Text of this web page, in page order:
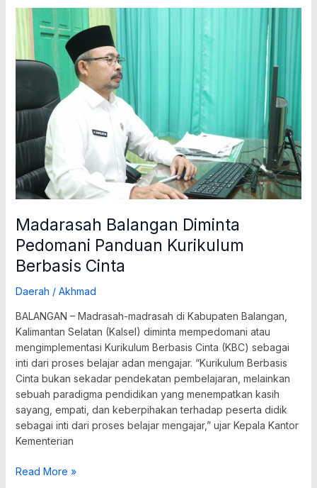
Madarasah Balangan Diminta
Pedomani Panduan Kurikulum
Berbasis Cinta
Daerah / Akhmad
BALANGAN – Madrasah-madrasah di Kabupaten Balangan,
Kalimantan Selatan (Kalsel) diminta mempedomani atau
mengimplementasi Kurikulum Berbasis Cinta (KBC) sebagai
inti dari proses belajar adan mengajar. “Kurikulum Berbasis
Cinta bukan sekadar pendekatan pembelajaran, melainkan
sebuah paradigma pendidikan yang menempatkan kasih
sayang, empati, dan keberpihakan terhadap peserta didik
sebagai inti dari proses belajar mengajar,” ujar Kepala Kantor
Kementerian
Madarasah
Balangan
Diminta
Pedomani
Panduan
Kurikulum
Berbasis
Cinta
Read More »